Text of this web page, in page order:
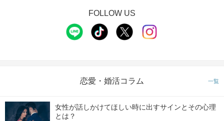
FOLLOW US
恋愛・婚活コラム 一覧
女性が話しかけてほしい時に出すサインとその心理
とは？